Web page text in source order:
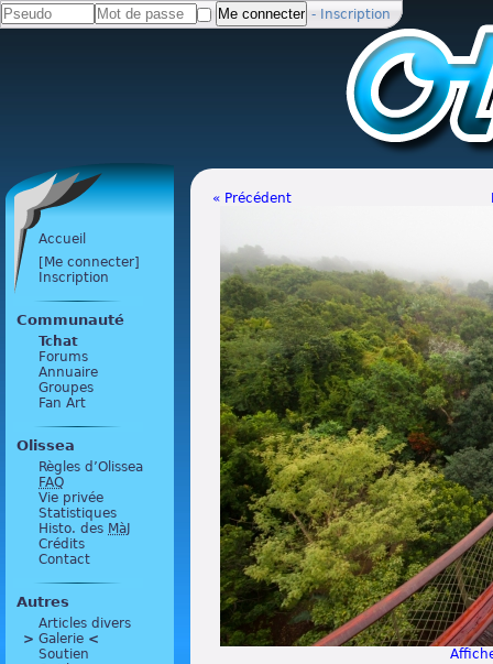
- Inscription
Accueil
[Me connecter]
Inscription
Communauté
Tchat
Forums
Annuaire
Groupes
Fan Art
Olissea
Règles d’Olissea
FAQ
Vie privée
Statistiques
Histo. des MàJ
Crédits
Contact
Autres
Articles divers
> Galerie <
Soutien
« Précédent